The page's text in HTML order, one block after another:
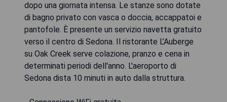
dopo una giornata intensa. Le stanze sono dotate
di bagno privato con vasca o doccia, accappatoi e
pantofole. È presente un servizio navetta gratuito
verso il centro di Sedona. Il ristorante L’Auberge
su Oak Creek serve colazione, pranzo e cena in
determinati periodi dell'anno. L'aeroporto di
Sedona dista 10 minuti in auto dalla struttura.